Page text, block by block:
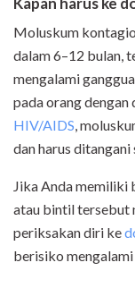
Moluskum
dalam 6–12 bulan,
mengalami
pada orang dengan
HIV/AIDS,
dan harus ditangani
Jika Anda memiliki
atau bintil tersebut
periksakan diri ke
berisiko